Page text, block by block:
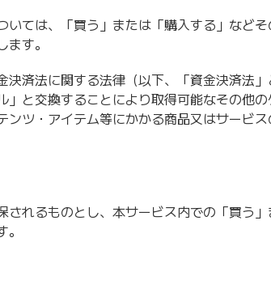
ては、「買う」または「購入する」などそ
す。
済法に関する法律（以下、「資金決済法
と交換することにより取得可能なその他
ツ・アイテム等にかかる商品又はサービ
れるものとし、本サービス内での「買う